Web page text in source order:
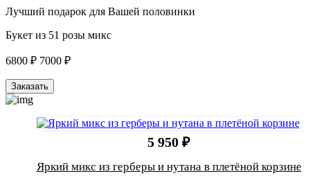
Лучший подарок для Вашей половинки
Букет из 51 розы микс
6800 ₽ 7000 ₽
Заказать
5 950 ₽
Яркий микс из герберы и нутана в плетёной корзине